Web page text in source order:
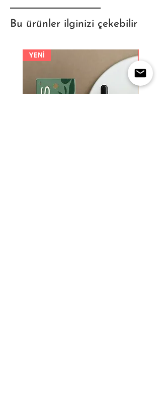
Bu ürünler ilginizi çekebilir
YENİ